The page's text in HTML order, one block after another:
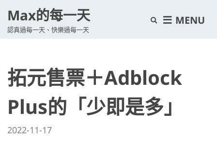
Max的每一天
認真過每一天、快樂過每一天
E
n
d
s
e
MENU
拓元售票＋Adblock
Plus的「少即是多」
2022-11-17